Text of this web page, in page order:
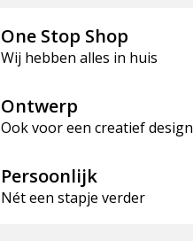
One Stop Shop
Wij hebben alles in huis
Ontwerp
Ook voor een creatief design
Persoonlijk
Nét een stapje verder